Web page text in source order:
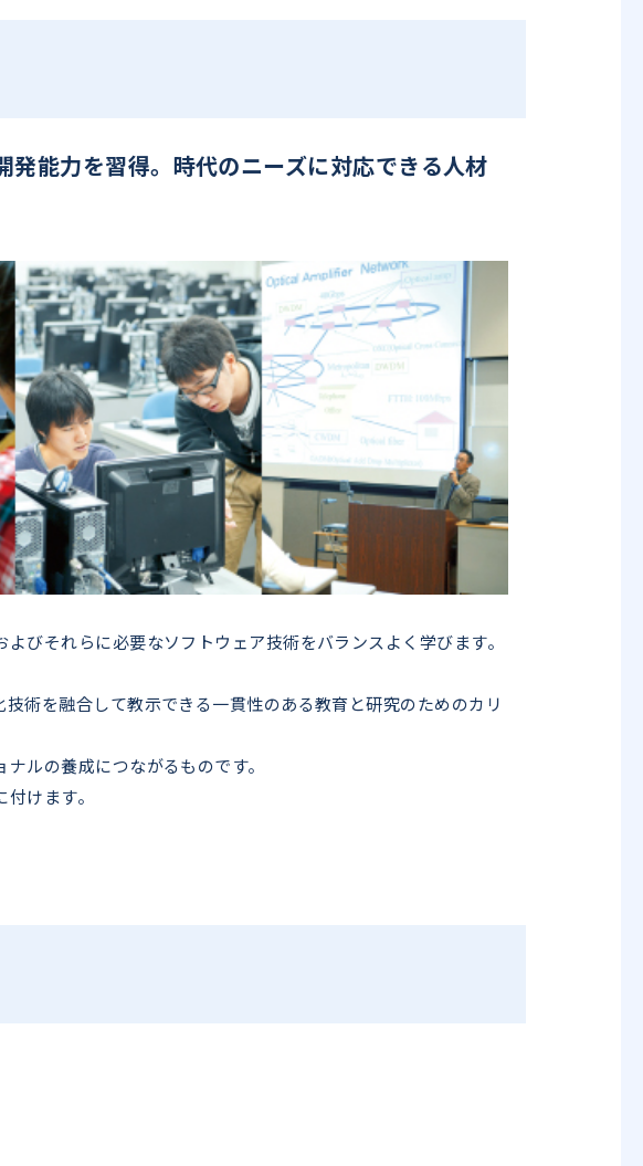
能力を習得。時代のニーズに対応できる人材
びそれらに必要なソフトウェア技術をバランスよく学びます。
術を融合して教示できる一貫性のある教育と研究のためのカリ
ルの養成につながるものです。
けます。